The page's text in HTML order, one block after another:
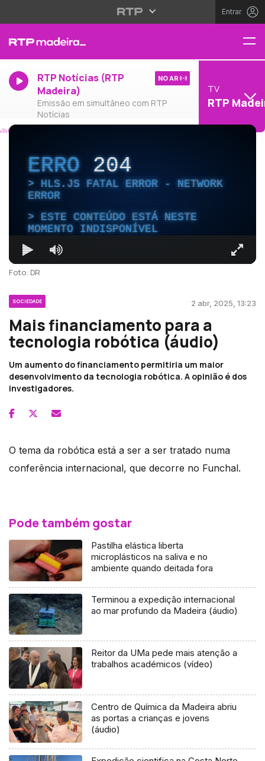
Entrar
RTP Notícias (RTP
Madeira)
Emissão em simultâneo com RTP
Notícias
NO AR
TV
RTP
ERRO204
HLS.JS FATAL ERROR - NETWORK
ERROR
ESTE CONTEÚDO ESTÁ NESTE
MOMENTO INDISPONÍVEL
Foto: DR
SOCIEDADE 2 abr, 2025, 13:23
Mais financiamento para a
tecnologia robótica (áudio)
Um aumento do financiamento permitiria um maior
desenvolvimento da tecnologia robótica. A opinião é dos
investigadores.
O tema da robótica está a ser a ser tratado numa
conferência internacional, que decorre no Funchal.
Pode também gostar
Pastilha elástica liberta
microplásticos na saliva e no
ambiente quando deitada fora
Terminou a expedição internacional
ao mar profundo da Madeira (áudio)
Reitor da UMa pede mais atenção a
trabalhos académicos (vídeo)
Centro de Química da Madeira abriu
as portas a crianças e jovens
(áudio)